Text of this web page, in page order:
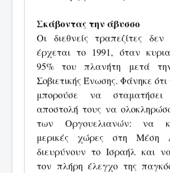
Σκάβοντας την άβυσσο
Οι διεθνείς τραπεζίτες
έρχεται το 1991, όταν
95% του πλανήτη μετά
Σοβιετικής Ένωσης. Φάνηκε
μπορούσε να σταματήσει
αποστολή τους να
των Οργουελιανών: να
μερικές χώρες στη Μέση
διευρύνουν το Ισραήλ και
τον πλήρη έλεγχο της